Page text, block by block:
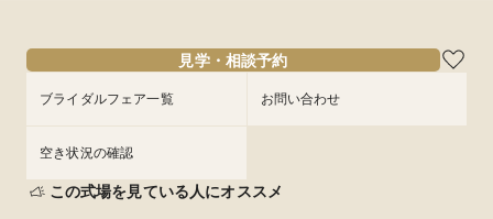
見学・相談予約
ブライダルフェア一覧 お問い合わせ
空き状況の確認
この式場を見ている人にオススメ